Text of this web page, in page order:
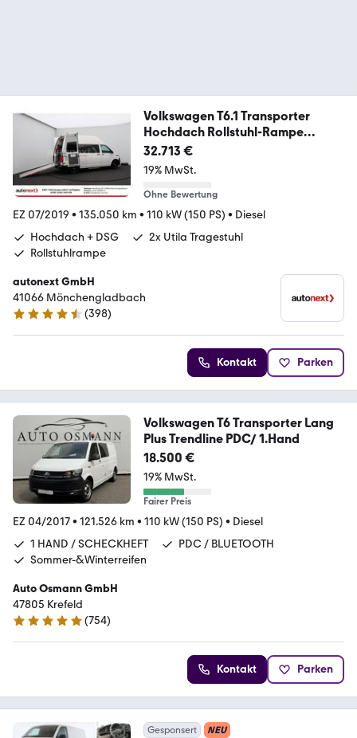
Volkswagen T6.1 Transporter
Hochdach Rollstuhl-Rampe
Trages
32.713 €
19% MwSt.
Ohne Bewertung
EZ 07/2019 • 135.050 km • 110 kW (150 PS) • Diesel
Hochdach + DSG
2x Utila Tragestuhl
Rollstuhlrampe
autonext GmbH
41066 Mönchengladbach
4.7 Sterne
(398)
Kontakt Parken
Volkswagen T6 Transporter Lang
Plus Trendline PDC/ 1.Hand
18.500 €
19% MwSt.
Fairer Preis
EZ 04/2017• 121.526 km • 110 kW (150 PS) • Diesel
1 HAND / SCHECKHEFT
PDC / BLUETOOTH
Sommer-&Winterreifen
Auto Osmann GmbH
47805 Krefeld
4.8 Sterne
(754)
Kontakt Parken
Gesponsert NEU